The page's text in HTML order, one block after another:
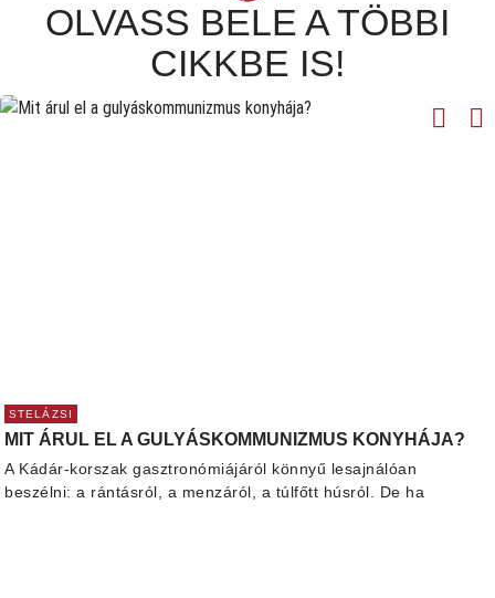
OLVASS BELE A TÖBBI
CIKKBE IS!
STELÁZSI
MIT ÁRUL EL A GULYÁSKOMMUNIZMUS KONYHÁJA?
A Kádár-korszak gasztronómiájáról könnyű lesajnálóan
beszélni: a rántásról, a menzáról, a túlfőtt húsról. De ha